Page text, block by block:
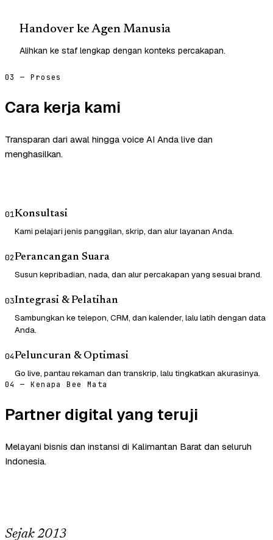
Handover ke Agen Manusia
Alihkan ke staf lengkap dengan konteks percakapan.
03 — Proses
Cara kerja kami
Transparan dari awal hingga voice AI Anda live dan
menghasilkan.
01Konsultasi
Kami pelajari jenis panggilan, skrip, dan alur layanan Anda.
02Perancangan Suara
Susun kepribadian, nada, dan alur percakapan yang sesuai brand.
03Integrasi & Pelatihan
Sambungkan ke telepon, CRM, dan kalender, lalu latih dengan data
Anda.
04Peluncuran & Optimasi
Go live, pantau rekaman dan transkrip, lalu tingkatkan akurasinya.
04 — Kenapa Bee Mata
Partner digital yang teruji
Melayani bisnis dan instansi di Kalimantan Barat dan seluruh
Indonesia.
Sejak 2013